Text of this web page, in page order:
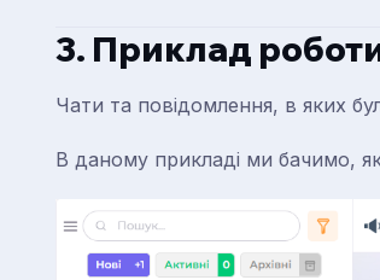
3. Приклад
Чати та повідомлення, в яких
В даному прикладі ми бачимо,